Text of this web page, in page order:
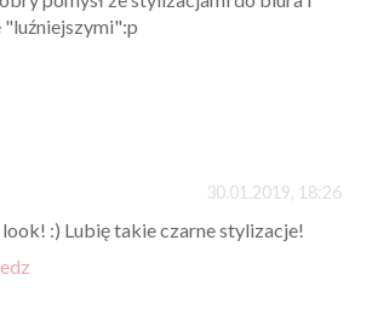
"luźniejszymi":p
30.01.2019, 18:26
:) Lubię takie czarne stylizacje!